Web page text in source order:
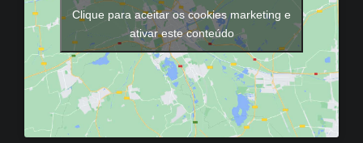
Clique para aceitar os cookies marketing e
ativar este conteúdo